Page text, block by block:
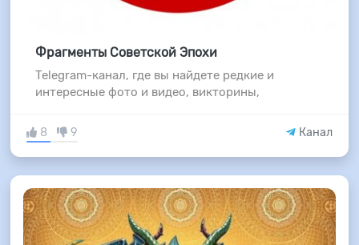
Фрагменты Советской Эпохи
Telegram-канал, где вы найдете редкие и
интересные фото и видео, викторины,
8 9 Канал